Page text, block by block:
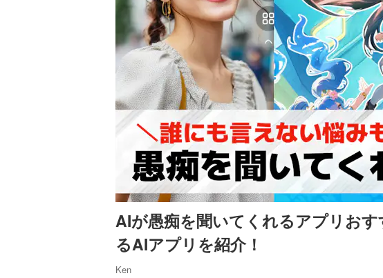
AIが愚痴を聞いてくれるアプリお
るAIアプリを紹介！
Ken